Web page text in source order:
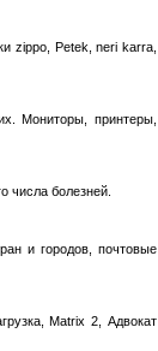
zippo, Petek, neri karra,
Мониторы, принтеры,
числа болезней.
и городов, почтовые
Matrix 2, Адвокат